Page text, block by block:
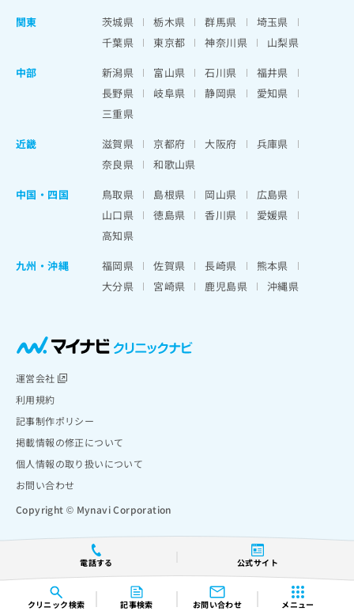
クリニック検索 記事検索 お問い合わせ メニュー
電話する 公式サイト
関東
茨城県 栃木県 群馬県
埼玉県
千葉県
東京都 神奈川県
山梨県
中部
新潟県 富山県 石川県
福井県
長野県
岐阜県 静岡県
愛知県
三重県
近畿
滋賀県 京都府 大阪府
兵庫県
奈良県
和歌山県
中国・四国
鳥取県 島根県 岡山県
広島県
山口県
徳島県 香川県
愛媛県
高知県
九州・沖縄
福岡県 佐賀県 長崎県
熊本県
大分県
宮崎県 鹿児島県 沖縄県
運営会社
利用規約
記事制作ポリシー
掲載情報の修正について
個人情報の取り扱いについて
お問い合わせ
Copyright © Mynavi Corporation